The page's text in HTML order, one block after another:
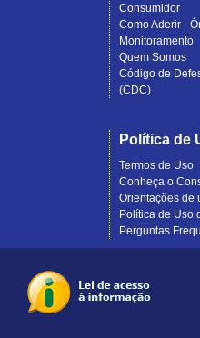
Consumidor
Como Aderir -
Monitoramento
Quem Somos
Código de
(CDC)
Política de
Termos de Uso
Conheça o
Orientações de
Política de Uso
Perguntas